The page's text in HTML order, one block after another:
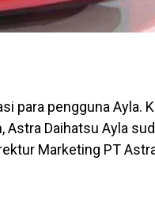
para pengguna Ayla.
Daihatsu Ayla
Marketing PT